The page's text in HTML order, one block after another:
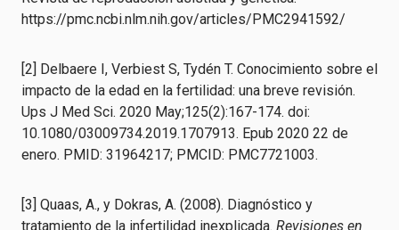
https://pmc.ncbi.nlm.nih.gov/articles/PMC2941592/
[2] Delbaere I, Verbiest S, Tydén T. Conocimiento sobre el
impacto de la edad en la fertilidad: una breve revisión.
Ups J Med Sci. 2020 May;125(2):167-174. doi:
10.1080/03009734.2019.1707913. Epub 2020 22 de
enero. PMID: 31964217; PMCID: PMC7721003.
[3] Quaas, A., y Dokras, A. (2008). Diagnóstico y
tratamiento de la infertilidad inexplicada. Revisiones en